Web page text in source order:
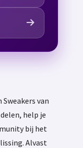
van
help je
bij het
Alvast